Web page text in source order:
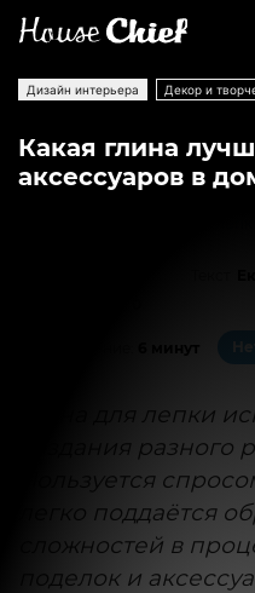
Дизайн интерьера Декор и
Какая глина
аксессуаров в
Глина для лепки
создания разного
Пользуется
легко поддаётся
сложностей в
поделок и